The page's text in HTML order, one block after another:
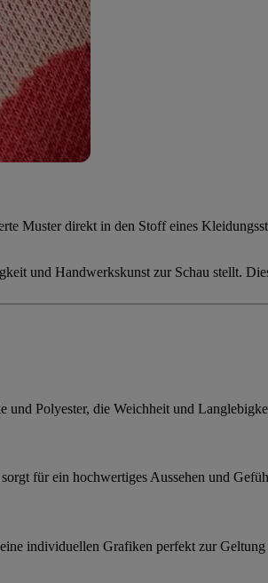
Muster direkt in den Stoff eines
und Handwerkskunst zur Schau stellt.
und Polyester, die Weichheit und
für ein hochwertiges Aussehen und
individuellen Grafiken perfekt zur